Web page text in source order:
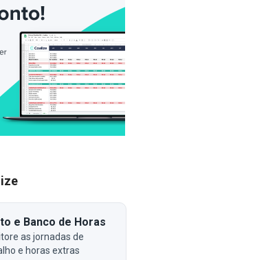
e Banco de Horas
as jornadas de
e horas extras